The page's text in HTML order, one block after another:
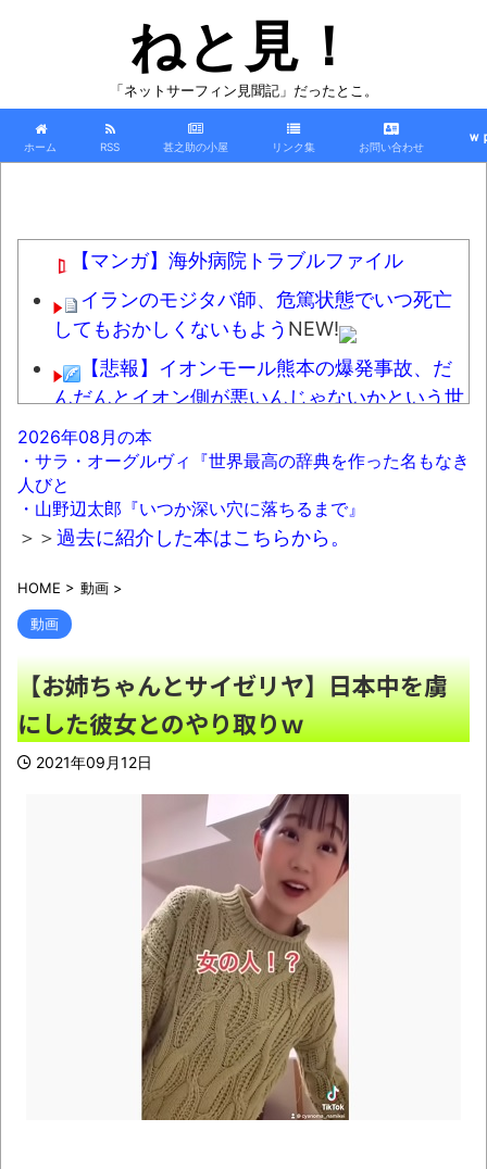
ねと見！
「ネットサーフィン見聞記」だったとこ。
ホーム RSS 甚之助の小屋 リンク集 お問い合わせ
ｗ
【マンガ】海外病院トラブルファイル
イランのモジタバ師、危篤状態でいつ死亡
してもおかしくないもよう NEW!
【悲報】イオンモール熊本の爆発事故、だ
んだんとイオン側が悪いんじゃないかという世
論になってしまう
朝倉未来とかいう日本最強の格闘家ｗｗｗ
ｗ
NEW!
トー横キッズ、大人に失望「相談しても具
が奪われる」
ヤバい！こんなコンビニ二度と行かない！」と
ブチギレ→被害者アピするも「ヤバイのはお前
だよ」とツッコミ殺到ｗｗｗｗｗｗｗNEW!
【悲報】民主党政権期、トヨタ本体すら営
しい水準だった←これエグいよなNEW!
【悲報】米農家「もう無理…」過去最大の在
庫を抱え新米収穫。新米価格安すぎて赤字にｗ
積水ハウス「地面師に55億円騙し取られ
た…」ワイ「はえーかわいそう…会社滅茶苦茶
やろなぁ」NEW!
【動画】大阪のゲリラ豪雨を生駒山の山頂
から撮影したビデオが美しい。NEW!
【CN悲報】三峡ダム、全力放水開始ｗｗｗ
2026年08月の本
・サラ・オーグルヴィ『世界最高の辞典を作った名もなき
人びと
・山野辺太郎『いつか深い穴に落ちるまで』
＞＞過去に紹介した本はこちらから。
HOME > 動画 >
動画
【お姉ちゃんとサイゼリヤ】日本中を虜
にした彼女とのやり取りｗ
2021年09月12日